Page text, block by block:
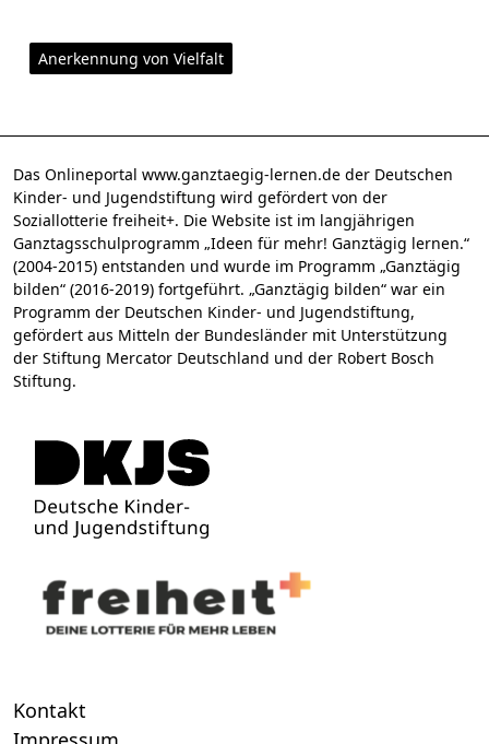
Anerkennung von Vielfalt
Das Onlineportal www.ganztaegig-lernen.de der Deutschen
Kinder- und Jugendstiftung wird gefördert von der
Soziallotterie freiheit+. Die Website ist im langjährigen
Ganztagsschulprogramm „Ideen für mehr! Ganztägig lernen.“
(2004-2015) entstanden und wurde im Programm „Ganztägig
bilden“ (2016-2019) fortgeführt. „Ganztägig bilden“ war ein
Programm der Deutschen Kinder- und Jugendstiftung,
gefördert aus Mitteln der Bundesländer mit Unterstützung
der Stiftung Mercator Deutschland und der Robert Bosch
Stiftung.
Kontakt